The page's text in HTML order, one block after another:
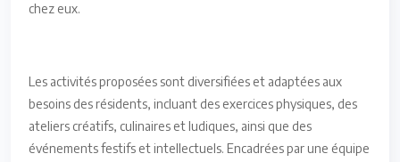
chez eux.
Les activités proposées sont diversifiées et adaptées aux
besoins des résidents, incluant des exercices physiques, des
ateliers créatifs, culinaires et ludiques, ainsi que des
événements festifs et intellectuels. Encadrées par une équipe